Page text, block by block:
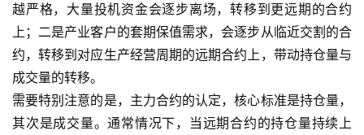
越严格，大量投机资金会逐步离场，转移到更远期的合约
上；二是产业客户的套期保值需求，会逐步从临近交割的合
约，转移到对应生产经营周期的远期合约上，带动持仓量与
成交量的转移。
需要特别注意的是，主力合约的认定，核心标准是持仓量，
其次是成交量。通常情况下，当远期合约的持仓量持续上